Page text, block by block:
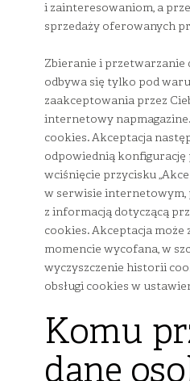
i zainteresowaniom, a
sprzedaży oferowanych
Zbieranie i przetwarzanie
odbywa się tylko pod
zaakceptowania przez
internetowy
cookies. Akceptacja
odpowiednią konfigurację
wciśnięcie przycisku
w serwisie internetowym,
z informacją dotyczącą
cookies. Akceptacja może
momencie wycofana, w
wyczyszczenie historii
obsługi cookies w
Komu